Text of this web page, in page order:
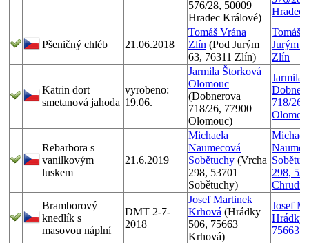
576/28, 50009
Hradec Králové)
Hradec
Pšeničný chléb 21.06.2018
Tomáš Vrána
Zlín (Pod Jurým
63, 76311 Zlín)
Tomáš
Jurým
Zlín
Katrin dort
smetanová jahoda
vyrobeno:
19.06.
Jarmila Štorková
Olomouc
(Dobnerova
718/26, 77900
Olomouc)
Jarmila
718/26,
Rebarbora s
vanilkovým
luskem
21.6.2019
Michaela
Naumecová
Sobětuchy (Vrcha
298, 53701
Sobětuchy)
298,
Bramborový
knedlík s
masovou náplní
DMT 2-7-
2018
Josef Martinek
Krhová (Hrádky
506, 75663
Krhová)
Josef
Hrádky
75663